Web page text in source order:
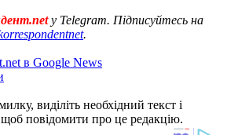
у Telegram. Підписуйтесь на
.
в Google News
виділіть необхідний текст і
повідомити про це редакцію.